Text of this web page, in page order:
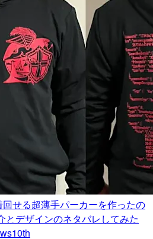
せる超薄手パーカーを作ったの
とデザインのネタバレしてみた